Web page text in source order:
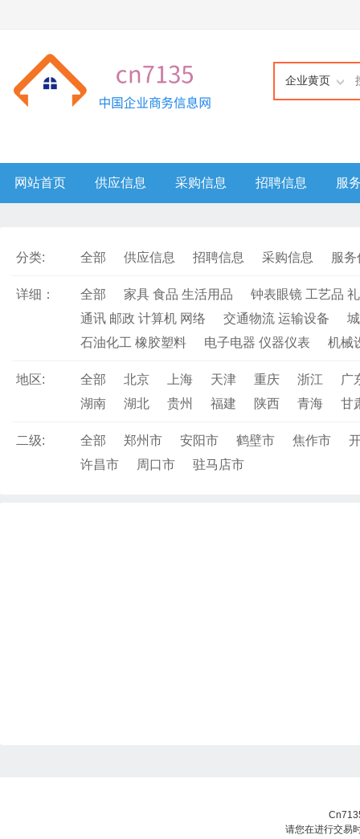
企业黄页
网站首页 供应信息 采购信息 招聘信息 服
分类: 全部 供应信息 招聘信息 采购信息 服
详细： 全部 家具 食品 生活用品
钟表眼镜 工艺品
通讯 邮政 计算机 网络
交通物流 运输设备
石油化工 橡胶塑料
电子电器 仪器仪表 机械
地区: 全部 北京 上海 天津 重庆 浙江
广
湖南
湖北 贵州 福建 陕西 青海 甘
二级: 全部 郑州市 安阳市 鹤壁市 焦作市
许昌市
周口市 驻马店市
请您在进行交易